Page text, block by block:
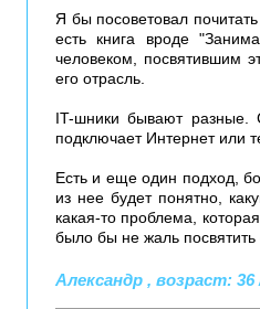
Я бы посоветовал
есть книга вроде
человеком, посвятившим
его отрасль.
IT-шники бывают разные.
подключает Интернет или
Есть и еще один подход,
из нее будет понятно,
какая-то проблема,
было бы не жаль посвятить
Александр , возраст: 36